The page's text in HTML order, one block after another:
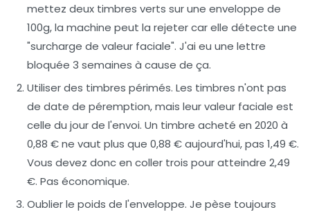
mettez deux timbres verts sur une enveloppe de
100g, la machine peut la rejeter car elle détecte une
"surcharge de valeur faciale". J'ai eu une lettre
bloquée 3 semaines à cause de ça.
Utiliser des timbres périmés. Les timbres n'ont pas
de date de péremption, mais leur valeur faciale est
celle du jour de l'envoi. Un timbre acheté en 2020 à
0,88 € ne vaut plus que 0,88 € aujourd'hui, pas 1,49 €.
Vous devez donc en coller trois pour atteindre 2,49
€. Pas économique.
Oublier le poids de l'enveloppe. Je pèse toujours